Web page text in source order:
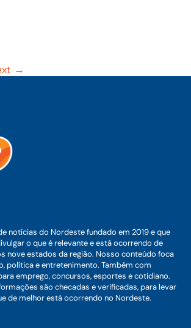
→
notícias do Nordeste fundado em 2019 e que
o que é relevante e está ocorrendo de
nove estados da região. Nosso conteúdo foca
política e entretenimento. Também com
emprego, concursos, esportes e cotidiano.
são checadas e verificadas, para levar
de melhor está ocorrendo no Nordeste.